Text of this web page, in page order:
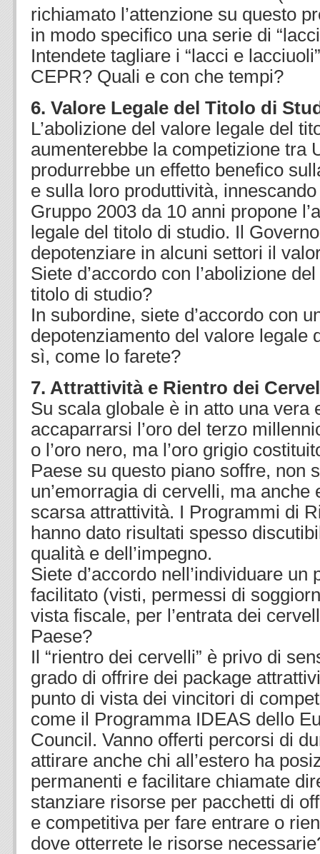
richiamato l’attenzione su questo
in modo specifico una serie di
Intendete tagliare i “lacci e
CEPR? Quali e con che tempi?
6. Valore Legale del Titolo di
L’abolizione del valore legale del
aumenterebbe la competizione tra
produrrebbe un effetto benefico
e sulla loro produttività,
Gruppo 2003 da 10 anni propone
legale del titolo di studio. Il
depotenziare in alcuni settori il
Siete d’accordo con l’abolizione
titolo di studio?
In subordine, siete d’accordo con
depotenziamento del valore legale
sì, come lo farete?
7. Attrattività e Rientro dei
Su scala globale è in atto una vera
accaparrarsi l’oro del terzo
o l’oro nero, ma l’oro grigio
Paese su questo piano soffre, non
un’emorragia di cervelli, ma anche
scarsa attrattività. I Programmi di
hanno dato risultati spesso
qualità e dell’impegno.
Siete d’accordo nell’individuare un
facilitato (visti, permessi di
vista fiscale, per l’entrata dei
Paese?
Il “rientro dei cervelli” è privo di
grado di offrire dei package
punto di vista dei vincitori di
come il Programma IDEAS dello
Council. Vanno offerti percorsi di
attirare anche chi all’estero ha
permanenti e facilitare chiamate
stanziare risorse per pacchetti di
e competitiva per fare entrare o
dove otterrete le risorse